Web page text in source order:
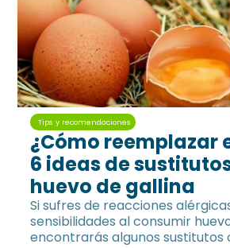
Tips y recomendaciones
¿Cómo reemplazar
6 ideas de
huevo de gallina
Si sufres de reacciones
sensibilidades al consumir
encontrarás algunos sustitutos